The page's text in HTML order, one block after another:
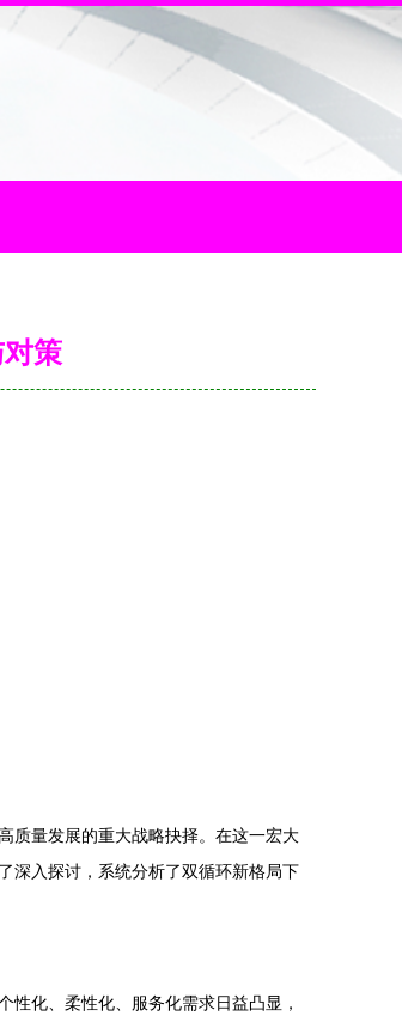
策
质量发展的重大战略抉择。在这一宏大
深入探讨，系统分析了双循环新格局下
性化、柔性化、服务化需求日益凸显，